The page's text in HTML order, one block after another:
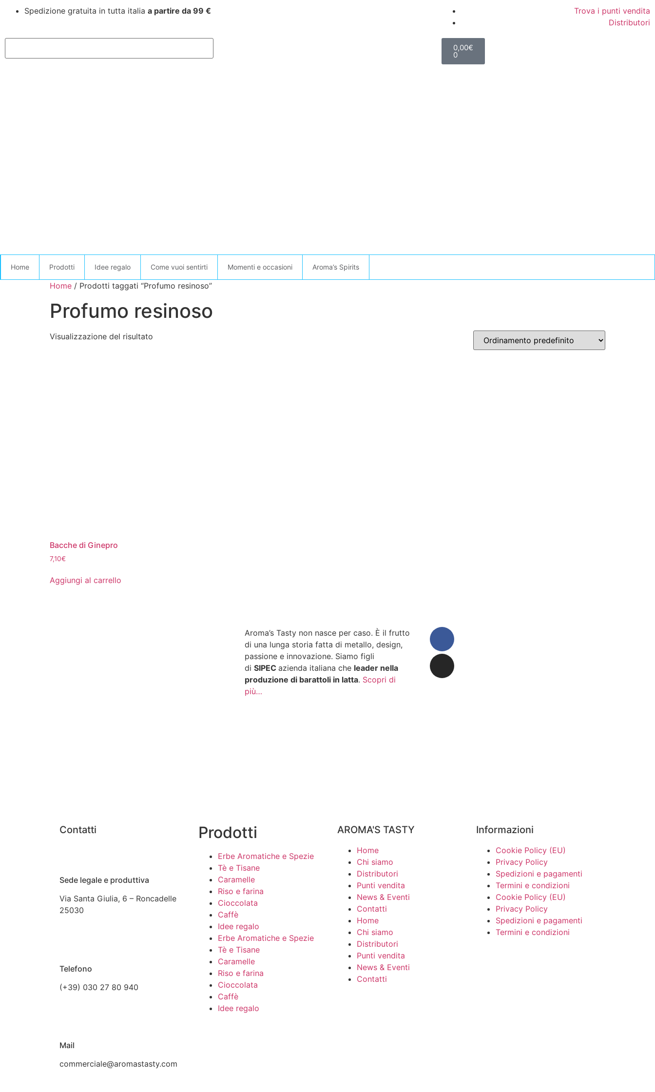
Spedizione gratuita in tutta italia a partire da 99 €
Trova i punti vendita
Distributori
0,00€
0
Home Prodotti Idee regalo Come vuoi sentirti Momenti e occasioni Aroma’s Spirits
Home / Prodotti taggati “Profumo resinoso”
Profumo resinoso
Visualizzazione del risultato
Bacche di Ginepro
7,10€
Aggiungi al carrello
Aroma’s Tasty non nasce per caso. È il frutto
di una lunga storia fatta di metallo, design,
passione e innovazione. Siamo figli
di SIPEC azienda italiana che leader nella
produzione di barattoli in latta. Scopri di
più…
Contatti
Sede legale e produttiva
Via Santa Giulia, 6 – Roncadelle
25030
Telefono
(+39) 030 27 80 940
Mail
commerciale@aromastasty.com
Prodotti
Erbe Aromatiche e Spezie
Tè e Tisane
Caramelle
Riso e farina
Cioccolata
Caffè
Idee regalo
Erbe Aromatiche e Spezie
Tè e Tisane
Caramelle
Riso e farina
Cioccolata
Caffè
Idee regalo
AROMA'S TASTY
Home
Chi siamo
Distributori
Punti vendita
News & Eventi
Contatti
Home
Chi siamo
Distributori
Punti vendita
News & Eventi
Contatti
Informazioni
Cookie Policy (EU)
Privacy Policy
Spedizioni e pagamenti
Termini e condizioni
Cookie Policy (EU)
Privacy Policy
Spedizioni e pagamenti
Termini e condizioni